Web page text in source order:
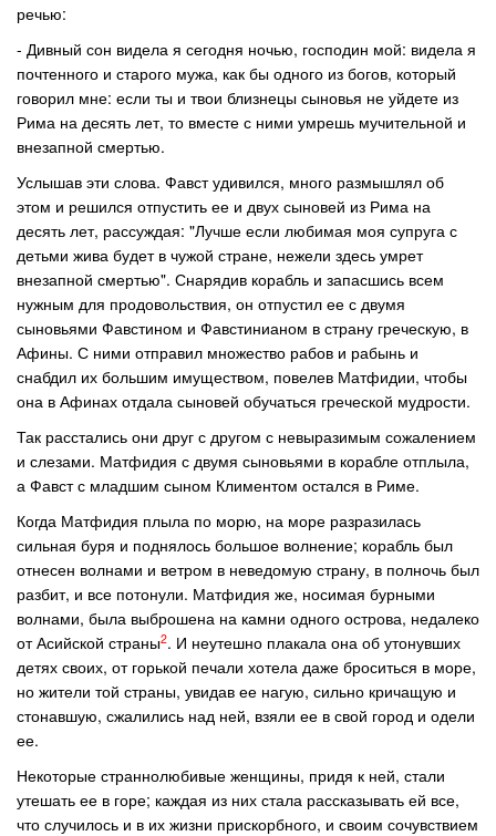
речью:
- Дивный сон видела я сегодня ночью, господин мой: видела я
почтенного и старого мужа, как бы одного из богов, который
говорил мне: если ты и твои близнецы сыновья не уйдете из
Рима на десять лет, то вместе с ними умрешь мучительной и
внезапной смертью.
Услышав эти слова. Фавст удивился, много размышлял об
этом и решился отпустить ее и двух сыновей из Рима на
десять лет, рассуждая: "Лучше если любимая моя супруга с
детьми жива будет в чужой стране, нежели здесь умрет
внезапной смертью". Снарядив корабль и запасшись всем
нужным для продовольствия, он отпустил ее с двумя
сыновьями Фавстином и Фавстинианом в страну греческую, в
Афины. С ними отправил множество рабов и рабынь и
снабдил их большим имуществом, повелев Матфидии, чтобы
она в Афинах отдала сыновей обучаться греческой мудрости.
Так расстались они друг с другом с невыразимым сожалением
и слезами. Матфидия с двумя сыновьями в корабле отплыла,
а Фавст с младшим сыном Климентом остался в Риме.
Когда Матфидия плыла по морю, на море разразилась
сильная буря и поднялось большое волнение; корабль был
отнесен волнами и ветром в неведомую страну, в полночь был
разбит, и все потонули. Матфидия же, носимая бурными
волнами, была выброшена на камни одного острова, недалеко
от Асийской страны2. И неутешно плакала она об утонувших
детях своих, от горькой печали хотела даже броситься в море,
но жители той страны, увидав ее нагую, сильно кричащую и
стонавшую, сжалились над ней, взяли ее в свой город и одели
ее.
Некоторые страннолюбивые женщины, придя к ней, стали
утешать ее в горе; каждая из них стала рассказывать ей все,
что случилось и в их жизни прискорбного, и своим сочувствием